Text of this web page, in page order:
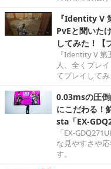
『Identity V
PvEと聞いた
してみた！【
『Identity V
人、全くプレ
てプレイしてみ
0.03msの圧
にこだわる！
sta「EX-
「EX-
な見やすさや
す。